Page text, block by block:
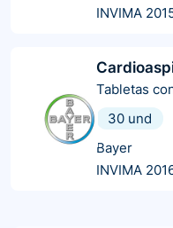
INVIMA
Tabletas
30 und
Bayer
INVIMA